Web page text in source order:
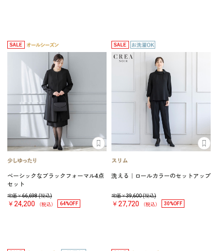
ベーシックなブラックフォーマル4点
セット
定価￥66,698(税込)
￥24,200 （税込） 64%OFF
洗える｜ロールカラーのセットアップ
定価￥39,600(税込)
￥27,720 （税込） 30%OFF